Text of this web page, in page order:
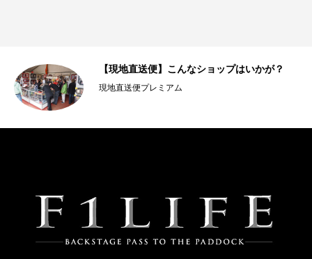
【現地直送便】こんなショップはいかが？
現地直送便プレミアム